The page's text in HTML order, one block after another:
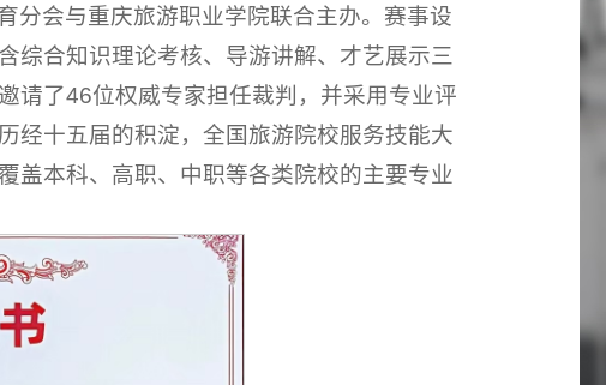
分会与重庆旅游职业学院联合主办。赛事设
综合知识理论考核、导游讲解、才艺展示三
请了46位权威专家担任裁判，并采用专业评
经十五届的积淀，全国旅游院校服务技能大
盖本科、高职、中职等各类院校的主要专业